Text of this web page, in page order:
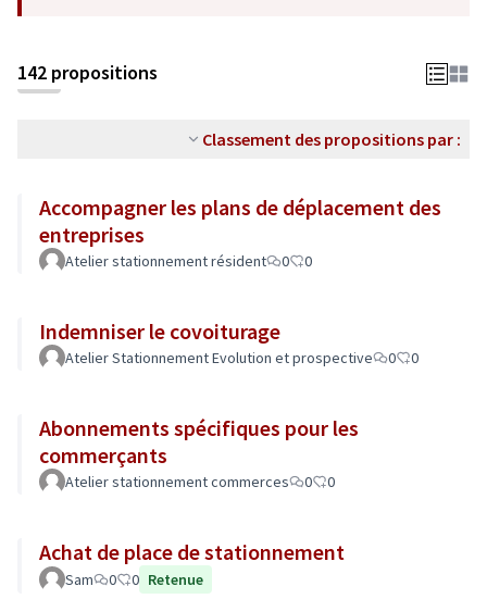
142 propositions
Classement des propositions par :
Accompagner les plans de déplacement des
entreprises
Atelier stationnement résident 0 0
Indemniser le covoiturage
Atelier Stationnement Evolution et prospective 0 0
Abonnements spécifiques pour les
commerçants
Atelier stationnement commerces 0 0
Achat de place de stationnement
Sam 0 0 Retenue